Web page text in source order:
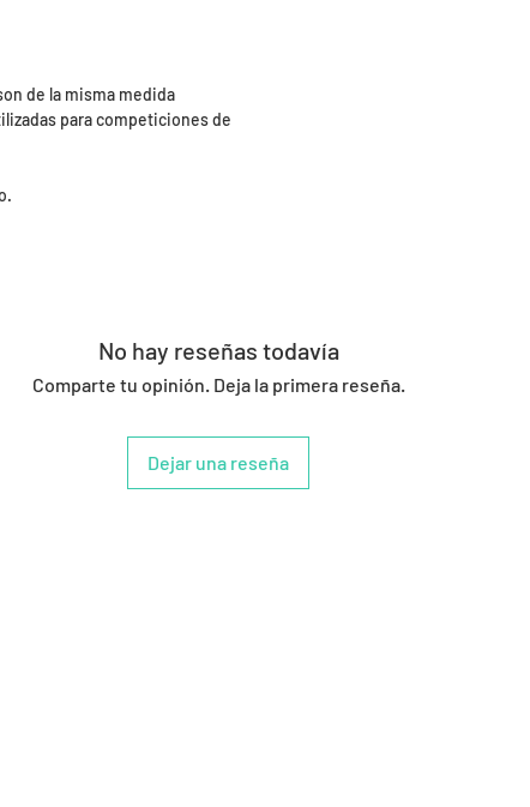
de la misma medida
para competiciones de
No hay reseñas todavía
Comparte tu opinión. Deja la primera reseña.
Dejar una reseña